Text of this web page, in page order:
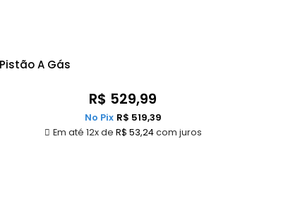
A Gás
R$ 529,99
Em até 12x de R$ 53,24com juros
No Pix R$ 519,39